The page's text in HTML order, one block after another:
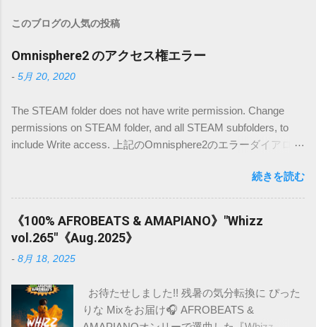
このブログの人気の投稿
Omnisphere2 のアクセス権エラー
- 5月 20, 2020
The STEAM folder does not have write permission. Change
permissions on STEAM folder, and all STEAM subfolders, to
include Write access. 上記のOmnisphere2のエラーダイアログ
忘録的に書き込みます。 環境は(Mac OSX high sierra)です。
下記のディレクトリ内でSTEAM フォルダーを探します。
/Users/名前/Library/Application Support/ Spectrasonics ※ユー
ザー名/ライブラリのフォルダの表示の仕方は こちら を参照
ください。 STEAMフォルダーを 右クリックして情報を取得
します。 下部に自分とEveryoneのアクセス権があります。
セス権を読み/書きと選択します。 +と-の横にある設定ボタン
をクリックし、 すべてのサブフォルダーに適用するを選択し
続きを読む
《100% AFROBEATS & AMAPIANO》"Whizz
vol.265"《Aug.2025》
- 8月 18, 2025
お待たせしました!! 残暑の気分転換に ぴった
りな Mixをお届け🎧 AFROBEATS &